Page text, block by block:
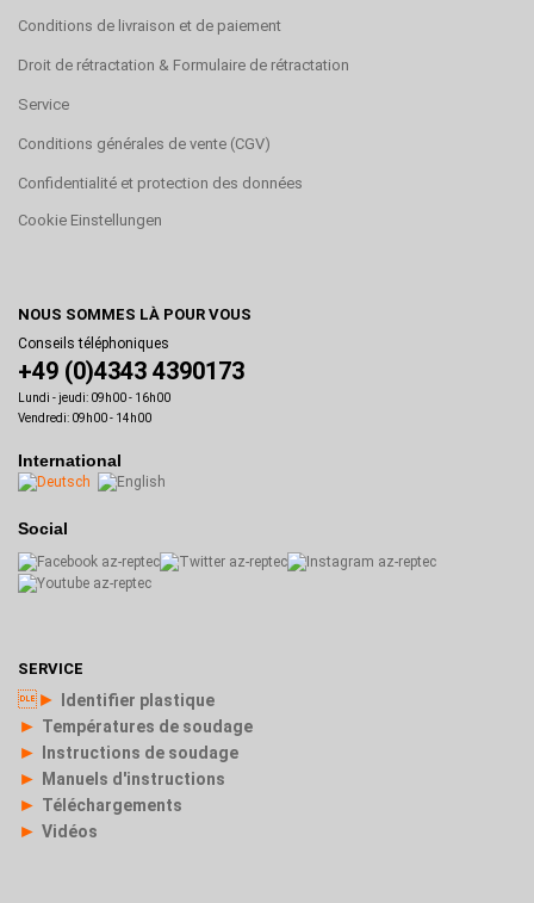
Conditions de livraison et de paiement
Droit de rétractation & Formulaire de rétractation
Service
Conditions générales de vente (CGV)
Confidentialité et protection des données
Cookie Einstellungen
NOUS SOMMES LÀ POUR VOUS
Conseils téléphoniques
+49 (0)4343 4390173
Lundi - jeudi: 09h00 - 16h00
Vendredi: 09h00 - 14h00
International
Social
SERVICE
► Identifier plastique
► Températures de soudage
► Instructions de soudage
► Manuels d'instructions
► Téléchargements
► Vidéos